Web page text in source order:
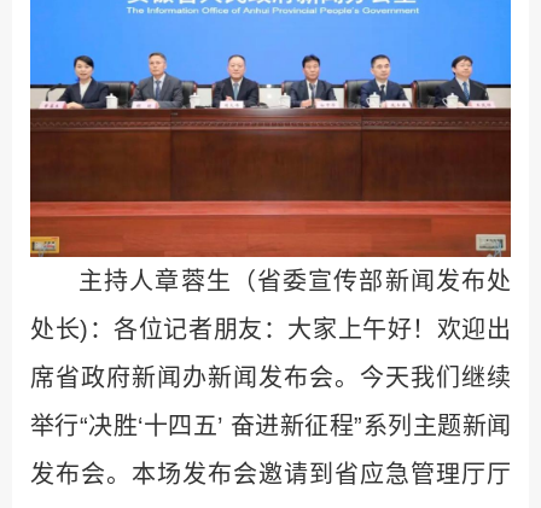
主持人章蓉生（省委宣传部新闻发布处
处长)：各位记者朋友：大家上午好！欢迎出
席省政府新闻办新闻发布会。今天我们继续
举行“决胜‘十四五’ 奋进新征程”系列主题新闻
发布会。本场发布会邀请到省应急管理厅厅